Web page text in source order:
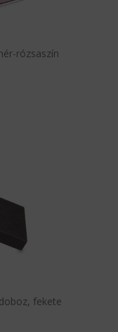
rózsaszín
fekete